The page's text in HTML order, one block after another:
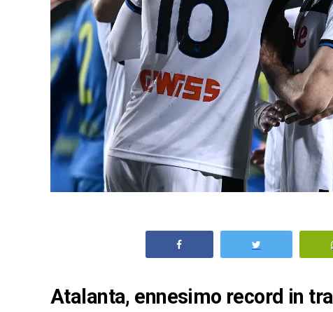
Atalanta, ennesimo record in